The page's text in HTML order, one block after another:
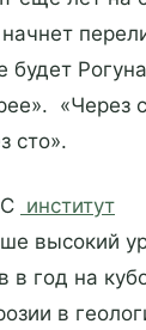
будет
«Через
сто».
институт
высокий
в год на
в